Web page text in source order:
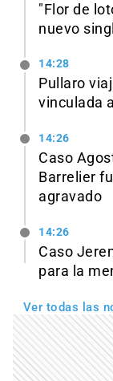
"Flor de
nuevo
14:28
Pullaro
vinculada
14:26
Caso
Barrelier
agravado
14:26
Caso
para la
Ver todas las